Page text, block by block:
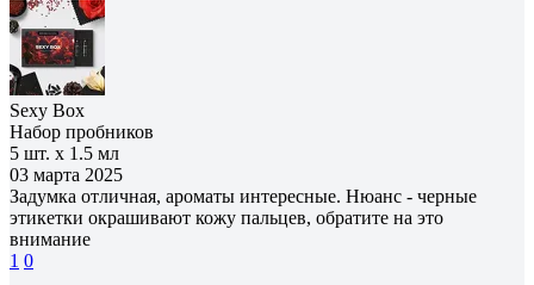
Sexy Box
Набор пробников
5 шт. х 1.5 мл
03 марта 2025
Задумка отличная, ароматы интересные. Нюанс - черные
этикетки окрашивают кожу пальцев, обратите на это
внимание
1 0